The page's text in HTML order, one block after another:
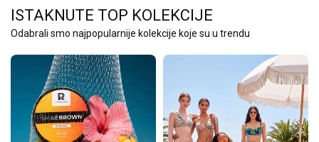
30%
30%
ISTAKNUTE TOP KOLEKCIJE
Odabrali smo najpopularnije kolekcije koje su u trendu